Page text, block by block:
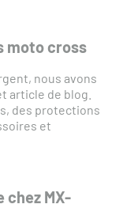
moto cross
nous avons
article de blog.
des protections
et
chez MX-